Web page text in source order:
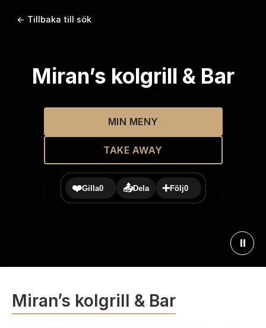
← Tillbaka till sök
Miran’s kolgrill & Bar
MIN MENY
TAKE AWAY
❤️Gilla0 📤Dela ➕Följ0
⏸
Miran’s kolgrill & Bar